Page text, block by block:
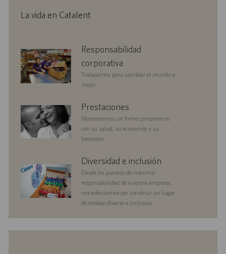
l
a
c
i
ó
ó
p
o
d
u
b
l
i
c
i
La vida en Catalent
responsibility
Responsabilidad
corporativa
Trabajamos para cambiar el mundo a
mejor.
benefits Prestaciones
Mantenemos un firme compromiso
con su salud, su economía y su
bienestar.
diversityandinclusionDiversidad e inclusión
Desde los puestos de máxima
responsabilidad de nuestra empresa,
nos esforzamos por construir un lugar
de trabajo diverso e inclusivo.